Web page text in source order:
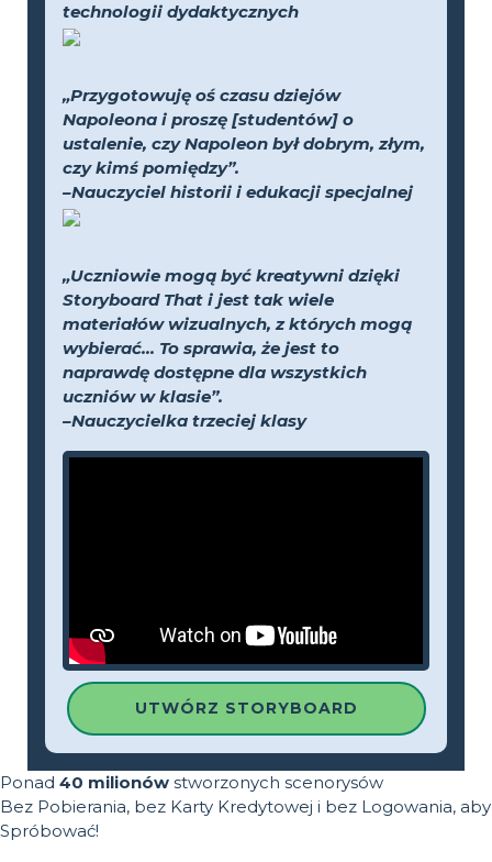
technologii dydaktycznych
„Przygotowuję oś czasu dziejów
Napoleona i proszę [studentów] o
ustalenie, czy Napoleon był dobrym, złym,
czy kimś pomiędzy”.
–Nauczyciel historii i edukacji specjalnej
„Uczniowie mogą być kreatywni dzięki
Storyboard That i jest tak wiele
materiałów wizualnych, z których mogą
wybierać... To sprawia, że jest to
naprawdę dostępne dla wszystkich
uczniów w klasie”.
–Nauczycielka trzeciej klasy
UTWÓRZ STORYBOARD
Ponad 40 milionów stworzonych scenorysów
Bez Pobierania, bez Karty Kredytowej i bez Logowania, aby
Spróbować!